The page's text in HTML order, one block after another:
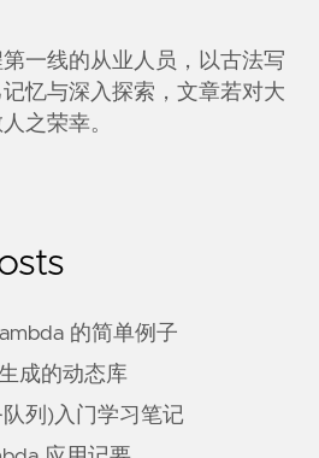
一线的从业人员，以古法写
忆与深入探索，文章若对大
之荣幸。
的简单例子
成的动态库
列)入门学习笔记